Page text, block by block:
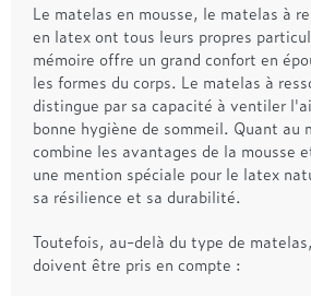
Le matelas en mousse, le matelas à
en latex ont tous leurs propres
mémoire offre un grand confort en
les formes du corps. Le matelas à
distingue par sa capacité à ventiler
bonne hygiène de sommeil. Quant au
combine les avantages de la mousse
une mention spéciale pour le latex
sa résilience et sa durabilité.
Toutefois, au-delà du type de
doivent être pris en compte :